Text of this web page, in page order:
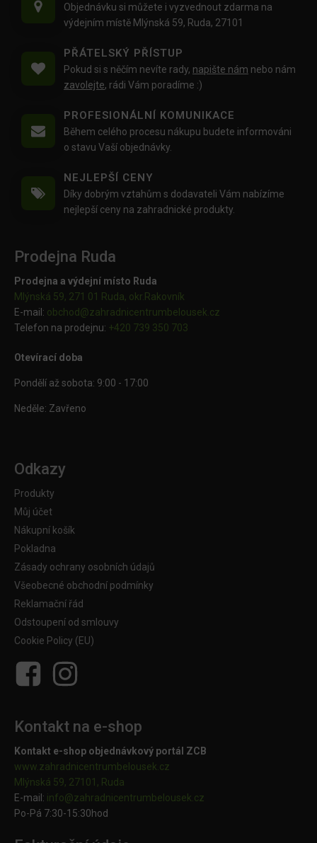
Objednávku si můžete i vyzvednout zdarma na
výdejním místě Mlýnská 59, Ruda, 27101
PŘÁTELSKÝ PŘÍSTUP
Pokud si s něčím nevíte rady, napište nám nebo nám
zavolejte, rádi Vám poradíme :)
PROFESIONÁLNÍ KOMUNIKACE
Během celého procesu nákupu budete informováni
o stavu Vaší objednávky.
NEJLEPŠÍ CENY
Díky dobrým vztahům s dodavateli Vám nabízíme
nejlepší ceny na zahradnické produkty.
Prodejna Ruda
Prodejna a výdejní místo Ruda
Mlýnská 59, 271 01 Ruda, okr.Rakovník
E-mail: obchod@zahradnicentrumbelousek.cz
Telefon na prodejnu: +420 739 350 703
Otevírací doba
Pondělí až sobota: 9:00 - 17:00
Neděle: Zavřeno
Odkazy
Produkty
Můj účet
Nákupní košík
Pokladna
Zásady ochrany osobních údajů
Všeobecné obchodní podmínky
Reklamační řád
Odstoupení od smlouvy
Cookie Policy (EU)
Kontakt na e-shop
Kontakt e-shop objednávkový portál ZCB
www.zahradnicentrumbelousek.cz
Mlýnská 59, 27101, Ruda
E-mail: info@zahradnicentrumbelousek.cz
Po-Pá 7:30-15:30hod